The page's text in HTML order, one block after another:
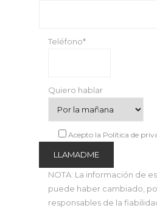
Teléfono*
Quiero hablar
Acepto la Política de
NOTA: La información de
puede haber cambiado,
responsables de la